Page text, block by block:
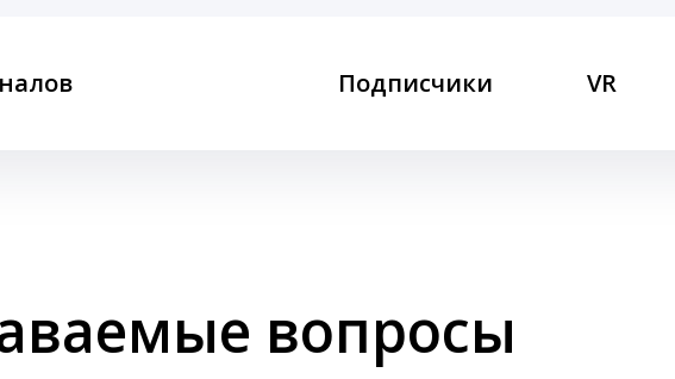
Подписчики VR
вопросы